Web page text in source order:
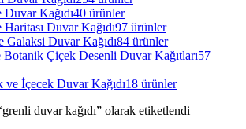
Kağıdı40 ürünler
Duvar Kağıdı97 ürünler
Galaksi Duvar Kağıdı84 ürünler
Botanik Çiçek Desenli Duvar Kağıtları57
ve İçecek Duvar Kağıdı18 ürünler
duvar kağıdı” olarak etiketlendi